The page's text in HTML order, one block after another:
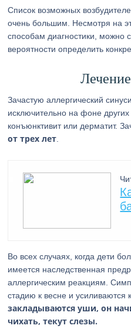
Список возможных
очень большим. Несмотря на
способам диагностики, можно
вероятности определить
Зачастую аллергический
исключительно на фоне
конъюнктивит или дерматит.
от трех лет
Во всех случаях, когда дети
имеется наследственная
аллергическим реакциям.
стадию к весне и усиливаются
закладываются уши, он
чихать, текут слезы.